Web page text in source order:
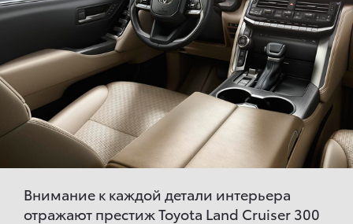
Внимание к каждой детали интерьера
отражают престиж Toyota Land Cruiser 300